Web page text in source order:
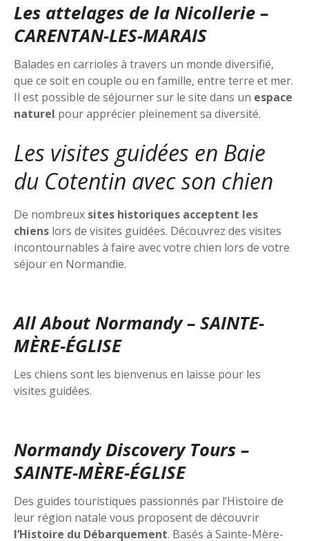
Les attelages de la Nicollerie –
CARENTAN-LES-MARAIS
Balades en carrioles à travers un monde diversifié,
que ce soit en couple ou en famille, entre terre et mer.
Il est possible de séjourner sur le site dans un espace
naturel pour apprécier pleinement sa diversité.
Les visites guidées en Baie
du Cotentin avec son chien
De nombreux sites historiques acceptent les
chiens lors de visites guidées. Découvrez des visites
incontournables à faire avec votre chien lors de votre
séjour en Normandie.
All About Normandy – SAINTE-
MÈRE-ÉGLISE
Les chiens sont les bienvenus en laisse pour les
visites guidées.
Normandy Discovery Tours –
SAINTE-MÈRE-ÉGLISE
Des guides touristiques passionnés par l’Histoire de
leur région natale vous proposent de découvrir
l’Histoire du Débarquement. Basés à Sainte-Mère-